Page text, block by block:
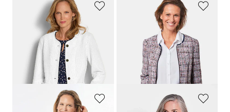
Edler Blazer in Bouclé-Optik
99,95 €159,95 €
30-Tage-Bestpreis**: 109,95 €
Edler Bouclé-Blazer mit Jeanspaspel
159,95 €
30-Tage-Bestpreis**: 139,95 €